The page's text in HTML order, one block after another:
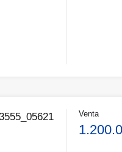
Venta